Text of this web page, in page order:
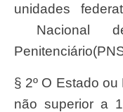
unidades
Nacional
§ 2º O Estado
não superior a